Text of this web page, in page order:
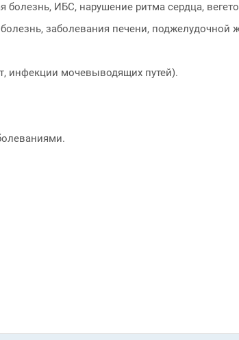
ИБС, нарушение ритма сердца,
заболевания печени, поджелудочной
инфекции мочевыводящих путей).